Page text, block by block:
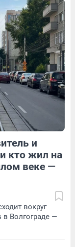
и
кто жил на
веке —
вокруг
в Волгограде —